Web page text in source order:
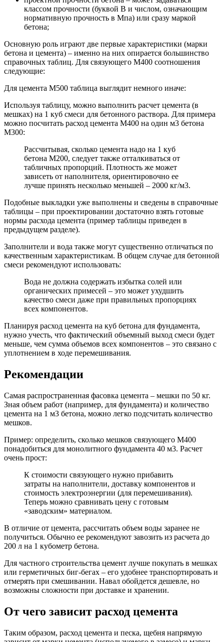
классом прочности (буквой В и числом, означающим
нормативную прочность в Мпа) или сразу маркой
бетона;
Основную роль играют две первые характеристики (марки
бетона и цемента) – именно на них опирается большинство
справочных таблиц. Для связующего М400 соотношения
следующие:
Для цемента М500 таблица выглядит немного иначе:
Используя таблицу, можно выполнить расчет цемента (в
мешках) на 1 куб смеси для бетонного раствора. Для примера
можно посчитать расход цемента М400 на один м3 бетона
М300:
Рассчитывая, сколько цемента надо на 1 куб
бетона М200, следует также отталкиваться от
табличных пропорций. Плотность же может
зависеть от наполнителя, ориентировочно ее
лучше принять несколько меньшей – 2000 кг/м3.
Подобные выкладки уже выполнены и сведены в справочные
таблицы – при проектировании достаточно взять готовые
нормы расхода цемента (пример таблицы приведен в
предыдущем разделе).
Заполнители и вода также могут существенно отличаться по
качественным характеристикам. В общем случае для бетонной
смеси рекомендуют использовать:
Вода не должна содержать избытка солей или
органических примесей – это может ухудшить
качество смеси даже при правильных пропорциях
всех компонентов.
Планируя расход цемента на куб бетона для фундамента,
нужно учесть, что фактический объемный выход смеси будет
меньше, чем сумма объемов всех компонентов – это связано с
уплотнением в ходе перемешивания.
Рекомендации
Самая распространенная фасовка цемента – мешки по 50 кг.
Зная объем работ (например, для фундамента) и количество
цемента на 1 м3 бетона, можно легко подсчитать количество
мешков.
Пример: определить, сколько мешков связующего М400
понадобиться для монолитного фундамента 40 м3. Расчет
очень прост:
К стоимости связующего нужно прибавить
затраты на наполнители, доставку компонентов и
стоимость электроэнергии (для перемешивания).
Теперь можно сравнивать цену с готовым
«заводским» материалом.
В отличие от цемента, рассчитать объем воды заранее не
получиться. Обычно ее рекомендуют завозить из расчета до
200 л на 1 кубометр бетона.
Для частного строительства цемент лучше покупать в мешках
или герметичных биг-бегах – его удобнее транспортировать и
отмерять при смешивании. Навал обойдется дешевле, но
возможны сложности при доставке и хранении.
От чего зависит расход цемента
Таким образом, расход цемента и песка, щебня напрямую